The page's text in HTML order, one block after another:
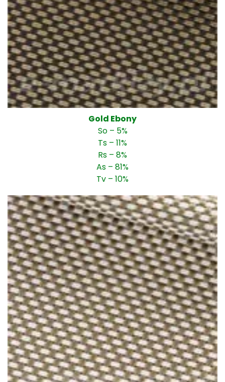
Gold Ebony
So – 5%
Ts – 11%
Rs – 8%
As – 81%
Tv – 10%